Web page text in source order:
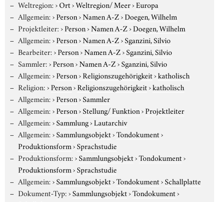
Weltregion:›Ort›Weltregion/ Meer›Europa
Allgemein:›Person›Namen A-Z›Doegen, Wilhelm
Projektleiter:›Person›Namen A-Z›Doegen, Wilhelm
Allgemein:›Person›Namen A-Z›Sganzini, Silvio
Bearbeiter:›Person›Namen A-Z›Sganzini, Silvio
Sammler:›Person›Namen A-Z›Sganzini, Silvio
Allgemein:›Person›Religionszugehörigkeit›katholisch
Religion:›Person›Religionszugehörigkeit›katholisch
Allgemein:›Person›Sammler
Allgemein:›Person›Stellung/ Funktion›Projektleiter
Allgemein:›Sammlung›Lautarchiv
Allgemein:›Sammlungsobjekt›Tondokument›
Produktionsform›Sprachstudie
Produktionsform:›Sammlungsobjekt›Tondokument›
Produktionsform›Sprachstudie
Allgemein:›Sammlungsobjekt›Tondokument›Schallplatte
Dokument-Typ:›Sammlungsobjekt›Tondokument›